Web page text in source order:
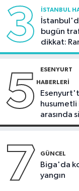
3 İSTANBUL
bugün
dikkat:
5 ESENYURT
HABERLERI
husumetli
arasında
kavga
7 GÜNCEL
Biga'da
yangın